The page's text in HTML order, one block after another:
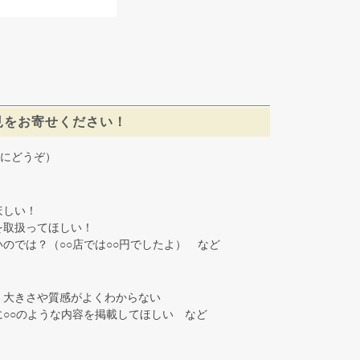
お寄せください！
どうぞ）
い！
扱ってほしい！
では？（○○店では○○円でしたよ） など
きさや質感がよくわからない
のような内容を掲載してほしい など